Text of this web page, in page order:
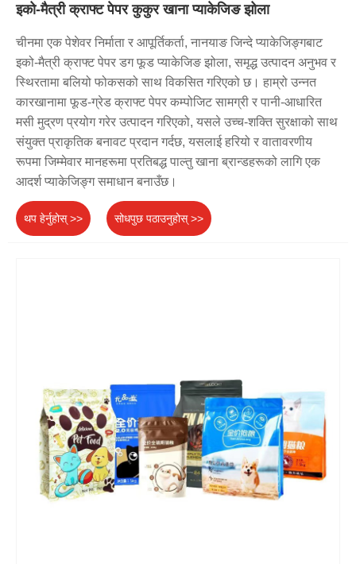
इको-मैत्री क्राफ्ट पेपर कुकुर खाना प्याकेजिङ झोला
चीनमा एक पेशेवर निर्माता र आपूर्तिकर्ता, नानयाङ जिन्दे प्याकेजिङ्गबाट ​​
इको-मैत्री क्राफ्ट पेपर डग फूड प्याकेजिङ झोला, समृद्ध उत्पादन अनुभव र
स्थिरतामा बलियो फोकसको साथ विकसित गरिएको छ। हाम्रो उन्नत
कारखानामा फूड-ग्रेड क्राफ्ट पेपर कम्पोजिट सामग्री र पानी-आधारित
मसी मुद्रण प्रयोग गरेर उत्पादन गरिएको, यसले उच्च-शक्ति सुरक्षाको साथ
संयुक्त प्राकृतिक बनावट प्रदान गर्दछ, यसलाई हरियो र वातावरणीय
रूपमा जिम्मेवार मानहरूमा प्रतिबद्ध पाल्तु खाना ब्रान्डहरूको लागि एक
आदर्श प्याकेजिङ्ग समाधान बनाउँछ।
थप हेर्नुहोस् >> सोधपुछ पठाउनुहोस् >>